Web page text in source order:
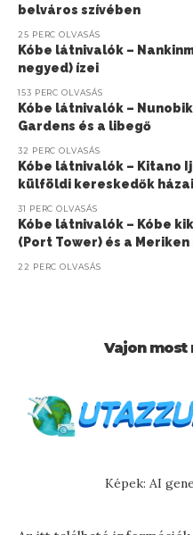
belváros szívében
25 PERC OLVASÁS
Kóbe látnivalók –
negyed) ízei
153 PERC OLVASÁS
Kóbe látnivalók –
Gardens és a libegő
32 PERC OLVASÁS
Kóbe látnivalók – Kitano
külföldi kereskedők házai
31 PERC OLVASÁS
Kóbe látnivalók – Kóbe
(Port Tower) és a Meriken
22 PERC OLVASÁS
Vajon most
Képek: AI